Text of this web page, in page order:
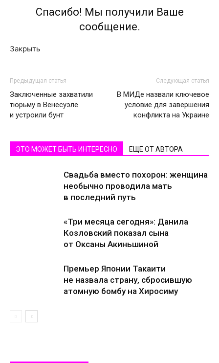
Спасибо! Мы получили Ваше
сообщение.
Закрыть
Предыдущая статья
Заключенные захватили
тюрьму в Венесуэле
и устроили бунт
Следующая статья
В МИДе назвали ключевое
условие для завершения
конфликта на Украине
ЭТО МОЖЕТ БЫТЬ ИНТЕРЕСНО ЕЩЕ ОТ АВТОРА
Свадьба вместо похорон: женщина
необычно проводила мать
в последний путь
«Три месяца сегодня»: Данила
Козловский показал сына
от Оксаны Акиньшиной
Премьер Японии Такаити
не назвала страну, сбросившую
атомную бомбу на Хиросиму